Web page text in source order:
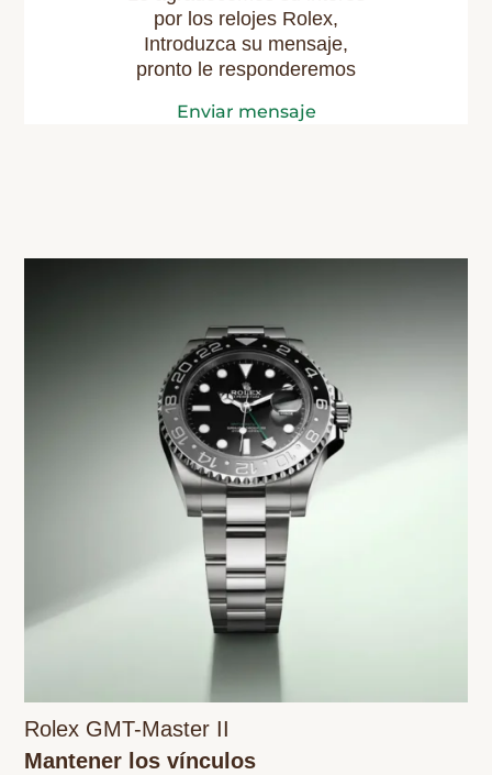
por los relojes Rolex,
Introduzca su mensaje,
pronto le responderemos
Enviar mensaje
Rolex GMT-Master II
Mantener los vínculos